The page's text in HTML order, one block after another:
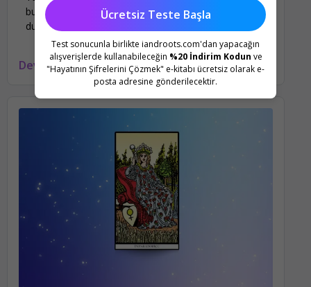
Ücretsiz Teste Başla
Test sonucunla birlikte iandroots.com'dan yapacağın
alışverişlerde kullanabileceğin %20 İndirim Kodun ve
"Hayatının Şifrelerini Çözmek" e-kitabı ücretsiz olarak e-
posta adresine gönderilecektir.
bu kart, yaşam yaratma yeteneğimizden bahseder ve
duygusal dünyamıza nazikçe yaklaşır.
Devamını oku